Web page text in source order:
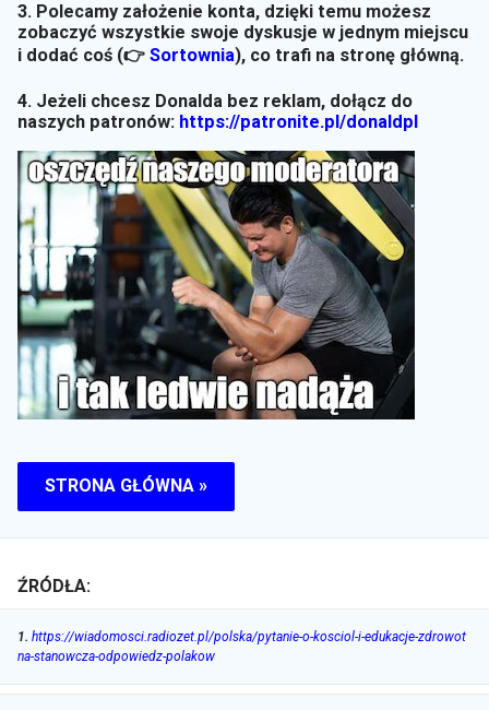
3. Polecamy założenie konta, dzięki temu możesz
zobaczyć wszystkie swoje dyskusje w jednym miejscu
i dodać coś (👉 Sortownia), co trafi na stronę główną.
4. Jeżeli chcesz Donalda bez reklam, dołącz do
naszych patronów: https://patronite.pl/donaldpl
STRONA GŁÓWNA »
ŹRÓDŁA:
1. https://wiadomosci.radiozet.pl/polska/pytanie-o-kosciol-i-edukacje-zdrowot
na-stanowcza-odpowiedz-polakow